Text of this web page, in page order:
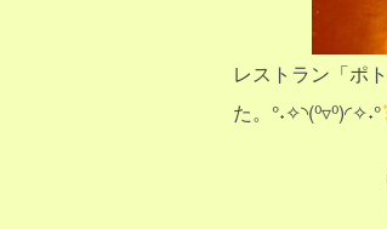
レストラン「ポ
た。°˖✧◝(⁰▿⁰)◜✧˖°